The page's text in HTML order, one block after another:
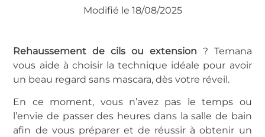
Modifié le 18/08/2025
Rehaussement de cils ou extension ? Temana
vous aide à choisir la technique idéale pour avoir
un beau regard sans mascara, dès votre réveil.
En ce moment, vous n’avez pas le temps ou
l’envie de passer des heures dans la salle de bain
afin de vous préparer et de réussir à obtenir un